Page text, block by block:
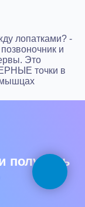
лопатками? -
и
Это
точки в
получить